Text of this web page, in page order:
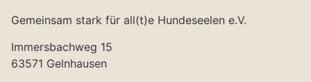
Gemeinsam stark für all(t)e Hundeseelen e.V.
Immersbachweg 15
63571 Gelnhausen